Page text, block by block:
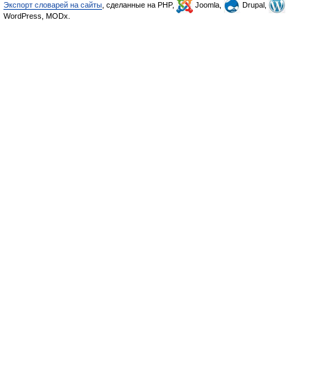
Экспорт словарей на сайты , сделанные на PHP, Joomla,
Drupal,
WordPress, MODx.